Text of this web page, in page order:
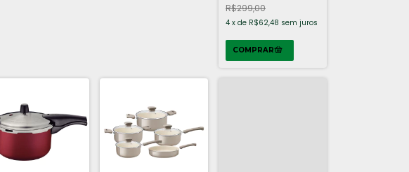
R$299,00
4 x de R$62,48 sem juros